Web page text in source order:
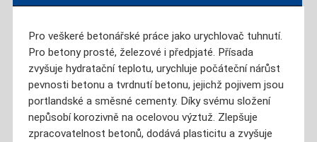
Pro veškeré betonářské práce jako urychlovač tuhnutí.
Pro betony prosté, železové i předpjaté. Přísada
zvyšuje hydratační teplotu, urychluje počáteční nárůst
pevnosti betonu a tvrdnutí betonu, jejichž pojivem jsou
portlandské a směsné cementy. Díky svému složení
nepůsobí korozivně na ocelovou výztuž. Zlepšuje
zpracovatelnost betonů, dodává plasticitu a zvyšuje